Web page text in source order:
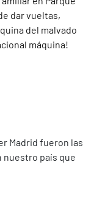
dar vueltas,
del malvado
máquina!
Madrid fueron las
nuestro país que